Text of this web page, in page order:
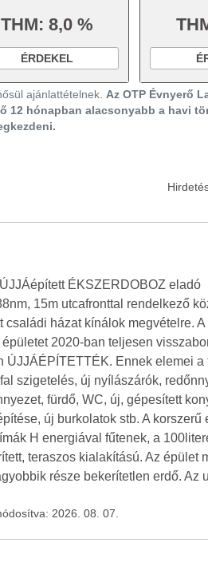
THM: 8,0 %
ÉRDEKEL
ajánlattételnek. Az OTP Évnyerő
12 hónapban alacsonyabb a havi
ÉKSZERDOBOZ eladó
15m utcafronttal rendelkező
házat kínálok megvételre.
2020-ban teljesen
Ennek elemei
szigetelés, új nyílászárók,
fürdő, WC, új, gépesített
új burkolatok stb. A
H energiával fűtenek, a
teraszos kialakítású. Az épület
része bekerítetlen erdő. Az
2026. 08. 07.